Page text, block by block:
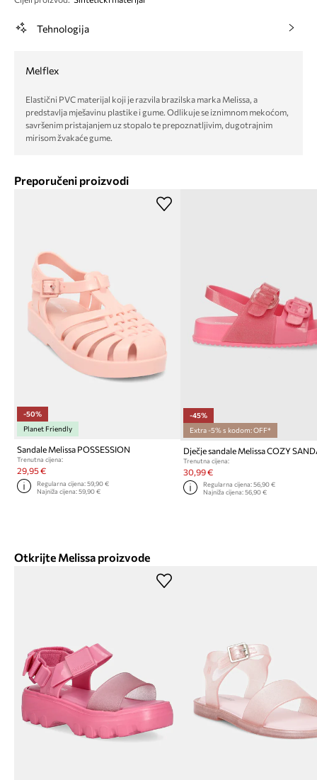
Tehnologija
Melflex
Elastični PVC materijal koji je razvila brazilska marka Melissa, a
predstavlja mješavinu plastike i gume. Odlikuje se iznimnom mekoćom,
savršenim pristajanjem uz stopalo te prepoznatljivim, dugotrajnim
mirisom žvakaće gume.
Preporučeni proizvodi
-50%
Planet Friendly
Sandale Melissa POSSESSION
Trenutna cijena:
29,95 €
Regularna cijena:59,90 €
Najniža cijena:59,90 €
-45%
Extra -5% s kodom: OFF*
Dječje sandale Melissa COZY
Trenutna cijena:
30,99 €
Regularna cijena: 56,90 €
Najniža cijena: 56,90 €
Otkrijte Melissa proizvode